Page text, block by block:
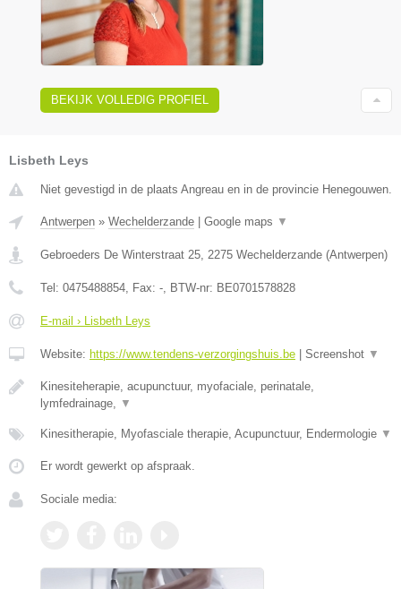
BEKIJK VOLLEDIG PROFIEL
Lisbeth Leys
Niet gevestigd in de plaats Angreau en in de provincie Henegouwen.
Antwerpen » Wechelderzande Google maps ▼
Gebroeders De Winterstraat 25 2275 Wechelderzande (Antwerpen)
Tel: 0475488854 , Fax: - , BTW-nr: BE0701578828
E-mail › Lisbeth Leys
Website: https://www.tendens-verzorgingshuis.be Screenshot ▼
Kinesiteherapie, acupunctuur, myofaciale, perinatale,
lymfedrainage,
▼
Kinesitherapie, Myofasciale therapie, Acupunctuur, Endermologie ▼
Er wordt gewerkt op afspraak.
Sociale media: